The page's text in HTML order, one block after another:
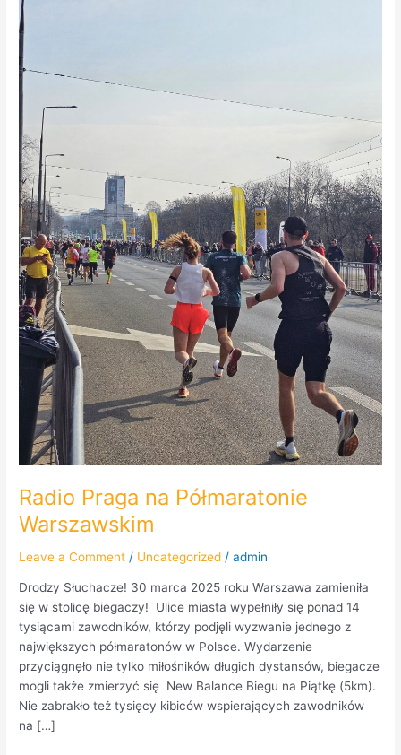
Radio Praga na Półmaratonie
Warszawskim
Leave a Comment / Uncategorized /admin
Drodzy Słuchacze! 30 marca 2025 roku Warszawa zamieniła
się w stolicę biegaczy! Ulice miasta wypełniły się ponad 14
tysiącami zawodników, którzy podjęli wyzwanie jednego z
największych półmaratonów w Polsce. Wydarzenie
przyciągnęło nie tylko miłośników długich dystansów, biegacze
mogli także zmierzyć się New Balance Biegu na Piątkę (5km).
Nie zabrakło też tysięcy kibiców wspierających zawodników
na […]
Praga
na
Warszawskim